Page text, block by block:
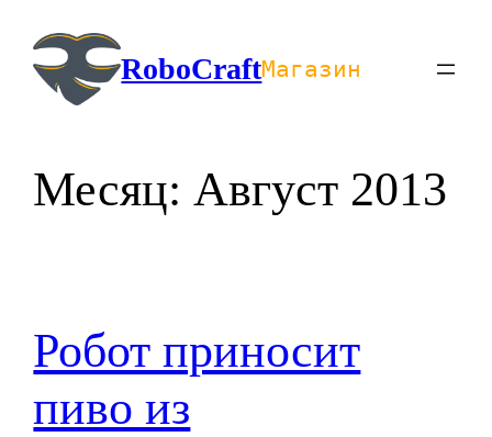
содержимомуRoboCraftМагазин
Месяц:Август 2013
Робот приносит
пиво из